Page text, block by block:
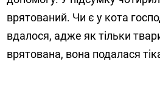
врятований. Чи є у кота
вдалося, адже як тільки
врятована, вона подалася